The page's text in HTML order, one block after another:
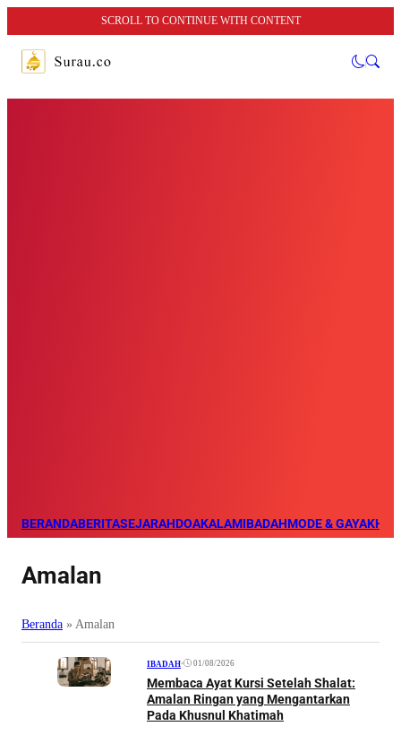
SCROLL TO CONTINUE WITH CONTENT
BERANDABERITASEJARAHDOAKALAMIBADAHMODE & GAYA
Amalan
Beranda » Amalan
IBADAH• 01/08/2026
Membaca Ayat Kursi Setelah Shalat:
Amalan Ringan yang Mengantarkan
Pada Khusnul Khatimah